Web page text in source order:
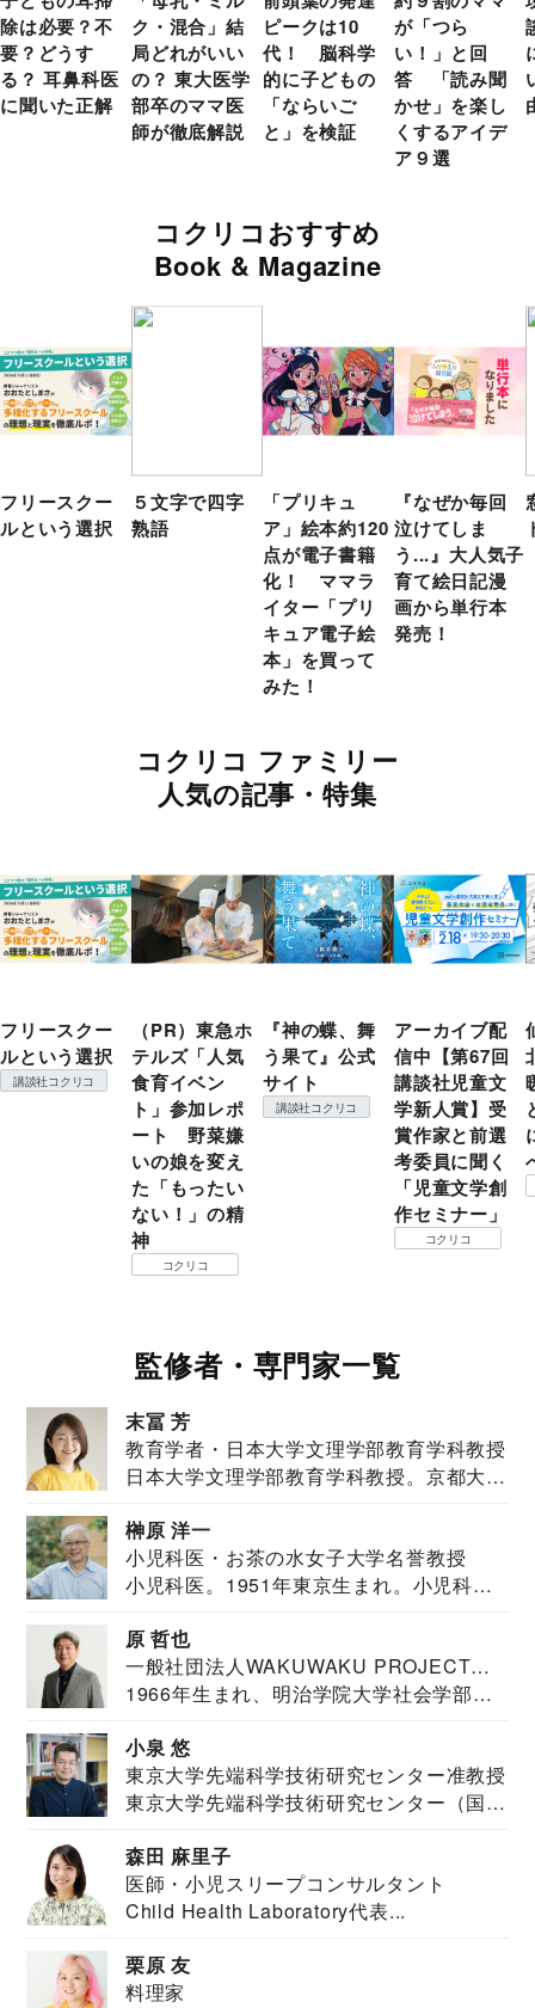
除は必要？不
要？どうす
る？ 耳鼻科医
に聞いた正解
ク・混合」結
局どれがいい
の？ 東大医学
部卒のママ医
師が徹底解説
ピークは10
代！ 脳科学
的に子どもの
「ならいご
と」を検証
が「つら
い！」と回
答 「読み聞
かせ」を楽し
くするアイデ
ア９選
コクリコおすすめ
Book & Magazine
フリースクー
ルという選択
５文字で四字
熟語
「プリキュ
ア」絵本約120
点が電子書籍
化！ ママラ
イター「プリ
キュア電子絵
本」を買って
みた！
『なぜか毎回
泣けてしま
う...』大人気子
育て絵日記漫
画から単行本
発売！
コクリコ ファミリー
人気の記事・特集
フリースクー
ルという選択
講談社コクリコ
（PR）東急ホ
テルズ「人気
食育イベン
ト」参加レポ
ート 野菜嫌
いの娘を変え
た「もったい
ない！」の精
神
コクリコ
『神の蝶、舞
う果て』公式
サイト
講談社コクリコ
アーカイブ配
信中【第67回
講談社児童文
学新人賞】受
賞作家と前選
考委員に聞く
「児童文学創
作セミナー」
コクリコ
監修者・専門家一覧
末冨 芳
教育学者・日本大学文理学部教育学科教授
日本大学文理学部教育学科教授。京都大学
榊原 洋一
小児科医・お茶の水女子大学名誉教授
小児科医。1951年東京生まれ。小児科
原 哲也
一般社団法人WAKUWAKU PROJECT
JAPAN代表・言語聴覚士・社会福祉士
1966年生まれ、明治学院大学社会学部福
小泉 悠
東京大学先端科学技術研究センター准教授
東京大学先端科学技術研究センター（国際
森田 麻里子
医師・小児スリープコンサルタント
Child Health Laboratory代表...
栗原 友
料理家